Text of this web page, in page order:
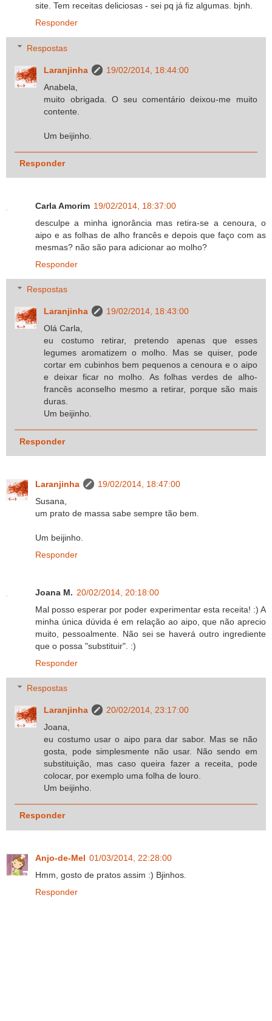
site. Tem receitas deliciosas - sei pq já fiz algumas. bjnh.
Responder
Respostas
Laranjinha
19/02/2014, 18:44:00
Anabela,
muito obrigada. O seu comentário deixou-me muito
contente.
Um beijinho.
Responder
Carla Amorim 19/02/2014, 18:37:00
desculpe a minha ignorância mas retira-se a cenoura, o
aipo e as folhas de alho francês e depois que faço com as
mesmas? não são para adicionar ao molho?
Responder
Respostas
Laranjinha
19/02/2014, 18:43:00
Olá Carla,
eu costumo retirar, pretendo apenas que esses
legumes aromatizem o molho. Mas se quiser, pode
cortar em cubinhos bem pequenos a cenoura e o aipo
e deixar ficar no molho. As folhas verdes de alho-
francês aconselho mesmo a retirar, porque são mais
duras.
Um beijinho.
Responder
Laranjinha
19/02/2014, 18:47:00
Susana,
um prato de massa sabe sempre tão bem.
Um beijinho.
Responder
Joana M. 20/02/2014, 20:18:00
Mal posso esperar por poder experimentar esta receita! :) A
minha única dúvida é em relação ao aipo, que não aprecio
muito, pessoalmente. Não sei se haverá outro ingrediente
que o possa "substituir". :)
Responder
Respostas
Laranjinha
20/02/2014, 23:17:00
Joana,
eu costumo usar o aipo para dar sabor. Mas se não
gosta, pode simplesmente não usar. Não sendo em
substituição, mas caso queira fazer a receita, pode
colocar, por exemplo uma folha de louro.
Um beijinho.
Responder
Anjo-de-Mel 01/03/2014, 22:28:00
Hmm, gosto de pratos assim :) Bjinhos.
Responder